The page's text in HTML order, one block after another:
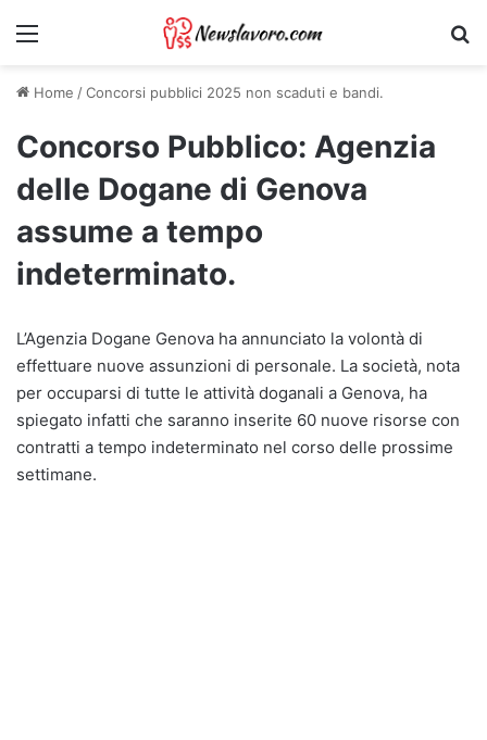
Menu
Home /Concorsi pubblici 2025 non scaduti e bandi.
Concorso Pubblico: Agenzia
delle Dogane di Genova
assume a tempo
indeterminato.
L’Agenzia Dogane Genova ha annunciato la volontà di
effettuare nuove assunzioni di personale. La società, nota
per occuparsi di tutte le attività doganali a Genova, ha
spiegato infatti che saranno inserite 60 nuove risorse con
contratti a tempo indeterminato nel corso delle prossime
settimane.